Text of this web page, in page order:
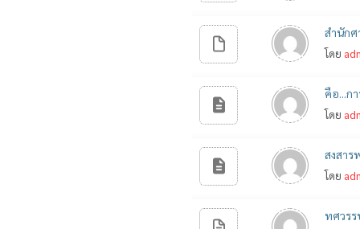
สำนักศ
โดย
คือ...ก
โดย
สงสาร
โดย
ทศวรร